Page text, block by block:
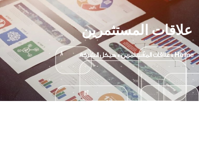
علاقات المستثمرين
Home
»علاقات المستثمرين»هيكل الشركة